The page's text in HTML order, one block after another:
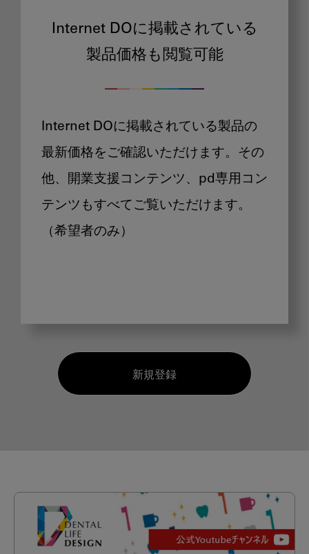
Internet DOに掲載されている
製品価格も閲覧可能
Internet DOに掲載されている製品の
最新価格をご確認いただけます。その
他、開業支援コンテンツ、pd専用コン
テンツもすべてご覧いただけます。
（希望者のみ）
新規登録